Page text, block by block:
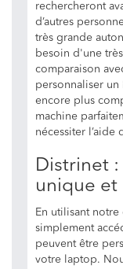
rechercheront
d’autres
très grande
besoin d'une
comparaison
personnaliser
encore plus
machine
nécessiter l’aide
Distrinet
unique et
En utilisant
simplement
peuvent être
votre laptop.